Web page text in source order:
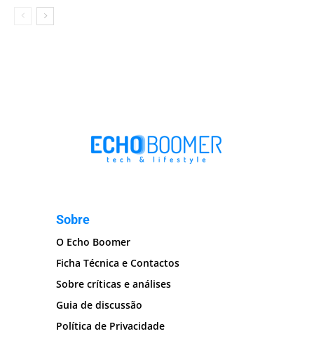
Sobre
O Echo Boomer
Ficha Técnica e Contactos
Sobre críticas e análises
Guia de discussão
Política de Privacidade